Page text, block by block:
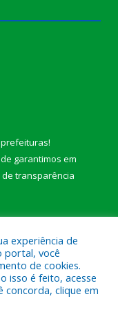
!
garantimos em
de transparência
de Anajás.
experiência de
portal, você
de cookies.
isso é feito, acesse
concorda, clique em